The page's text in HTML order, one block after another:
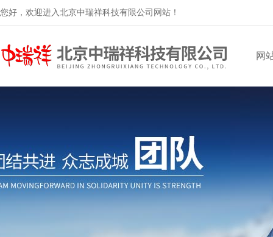
您好，欢迎进入北京中瑞祥科技有限公司网站！
网